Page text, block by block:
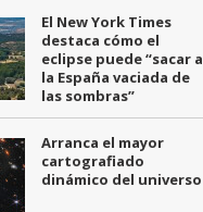
El New York Times
destaca cómo el
eclipse puede “sacar a
la España vaciada de
las sombras”
Arranca el mayor
cartografiado
dinámico del universo